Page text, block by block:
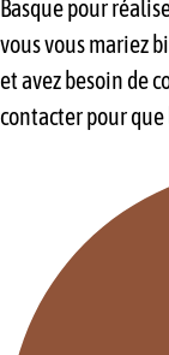
Basque pour
vous vous mariez
et avez besoin de
contacter pour